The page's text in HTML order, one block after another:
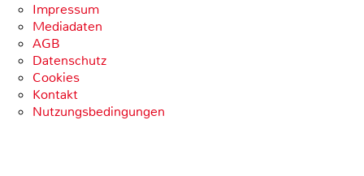
Impressum
Mediadaten
AGB
Datenschutz
Cookies
Kontakt
Nutzungsbedingungen